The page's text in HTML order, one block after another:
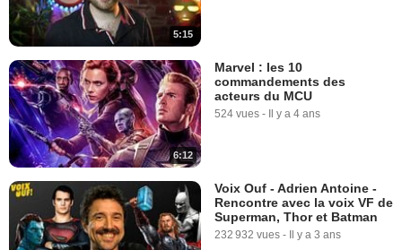
5:15
6:12
Marvel : les 10
commandements des
acteurs du MCU
524 vues - Il y a 4 ans
Voix Ouf - Adrien Antoine -
Rencontre avec la voix VF de
Superman, Thor et Batman
232 932 vues - Il y a 3 ans